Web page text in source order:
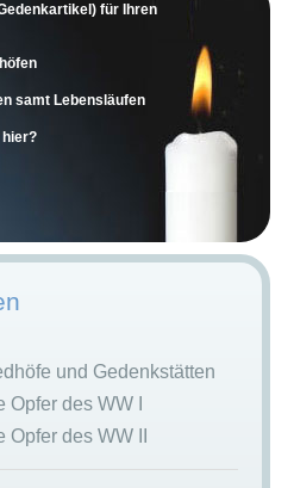
für Ihren
samt Lebensläufen
hier?
und Gedenkstätten
des WW I
des WW II